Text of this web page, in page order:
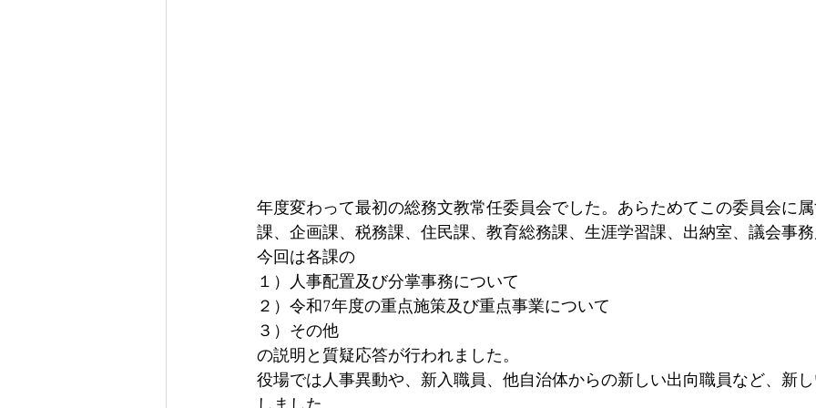
年度変わって最初の総務文教常任委員会でした。あらためてこの委員会に
課、企画課、税務課、住民課、教育総務課、生涯学習課、出納室、議会事
今回は各課の
１）人事配置及び分掌事務について
２）令和7年度の重点施策及び重点事業について
３）その他
の説明と質疑応答が行われました。
役場では人事異動や、新入職員、他自治体からの新しい出向職員など、新